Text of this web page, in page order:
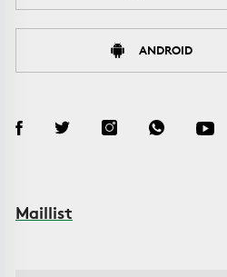
ANDROID
Maillist